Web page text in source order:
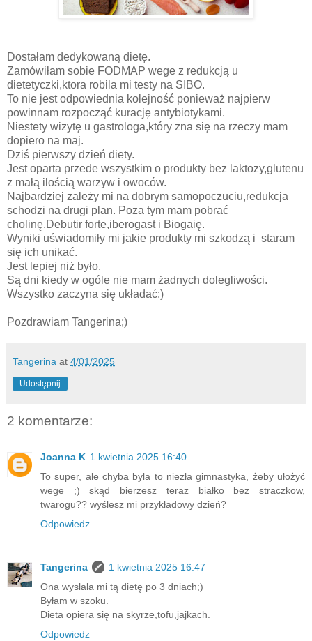
Dostałam dedykowaną dietę.
Zamówiłam sobie FODMAP wege z redukcją u
dietetyczki,ktora robila mi testy na SIBO.
To nie jest odpowiednia kolejność ponieważ najpierw
powinnam rozpocząć kurację antybiotykami.
Niestety wizytę u gastrologa,który zna się na rzeczy mam
dopiero na maj.
Dziś pierwszy dzień diety.
Jest oparta przede wszystkim o produkty bez laktozy,glutenu
z małą ilością warzyw i owoców.
Najbardziej zależy mi na dobrym samopoczuciu,redukcja
schodzi na drugi plan. Poza tym mam pobrać
cholinę,Debutir forte,iberogast i Biogaię.
Wyniki uświadomiły mi jakie produkty mi szkodzą i staram
się ich unikać.
Jest lepiej niż było.
Są dni kiedy w ogóle nie mam żadnych dolegliwości.
Wszystko zaczyna się układać:)
Pozdrawiam Tangerina;)
Tangerina at 4/01/2025
Udostępnij
2 komentarze:
Joanna K 1 kwietnia 2025 16:40
To super, ale chyba byla to niezła gimnastyka, żeby ułożyć
wege ;) skąd bierzesz teraz białko bez straczkow,
twarogu?? wyślesz mi przykładowy dzień?
Odpowiedz
Tangerina
1 kwietnia 2025 16:47
Ona wyslala mi tą dietę po 3 dniach;)
Byłam w szoku.
Dieta opiera się na skyrze,tofu,jajkach.
Odpowiedz